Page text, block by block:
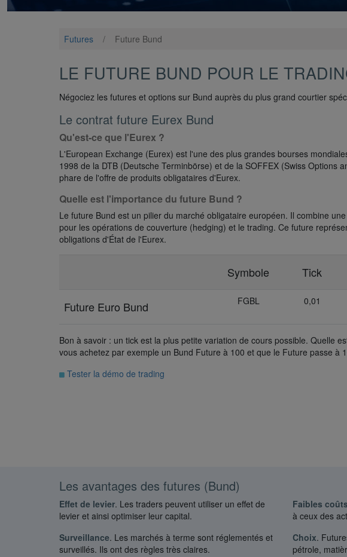
Futures / Future Bund
LE FUTURE BUND POUR LE
Négociez les futures et options sur Bund auprès du plus grand courtier
Le contrat future Eurex Bund
Qu'est-ce que l'Eurex ?
L'European Exchange (Eurex) est l'une des plus grandes bourses
1998 de la DTB (Deutsche Terminbörse) et de la SOFFEX (Swiss
phare de l'offre de produits obligataires d'Eurex.
Quelle est l'importance du future Bund ?
Le future Bund est un pilier du marché obligataire européen. Il combine
pour les opérations de couverture (hedging) et le trading. Ce future
obligations d'État de l'Eurex.
Symbole Tick
Future Euro Bund FGBL 0,01
Bon à savoir : un tick est la plus petite variation de cours possible. Quelle
vous achetez par exemple un Bund Future à 100 et que le Future passe à
Tester la démo de trading
Les avantages des futures (Bund)
Effet de levier. Les traders peuvent utiliser un effet de
levier et ainsi optimiser leur capital.
Faibles coûts
à ceux des
Surveillance. Les marchés à terme sont réglementés et
surveillés. Ils ont des règles très claires.
Choix.
pétrole,